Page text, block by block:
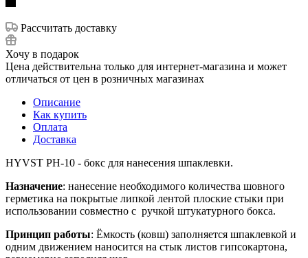
Рассчитать доставку
Хочу в подарок
Цена действительна только для интернет-магазина и может
отличаться от цен в розничных магазинах
Описание
Как купить
Оплата
Доставка
HYVST PH-10 - бокс для нанесения шпаклевки.
Назначение: нанесение необходимого количества шовного
герметика на покрытые липкой лентой плоские стыки при
использовании совместно с ручкой штукатурного бокса.
Принцип работы: Ёмкость (ковш) заполняется шпаклевкой и
одним движением наносится на стык листов гипсокартона,